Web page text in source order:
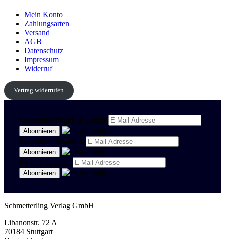
Mein Konto
Zahlungsarten
Versand
AGB
Datenschutz
Impressum
Widerruf
Vertrag widerrufen
Newsletter Politik & Kultur
Newsletter Spanisch
Region Stuttgart
Schmetterling Verlag GmbH
Libanonstr. 72 A
70184 Stuttgart